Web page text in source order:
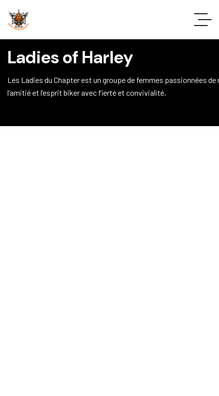
Ladies of Harley
Les Ladies du Chapter est un groupe de femmes passionnées
l’amitié et l’esprit biker avec fierté et convivialité.